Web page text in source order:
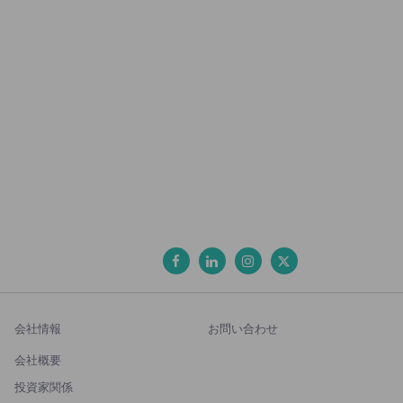
会社情報
会社概要
投資家関係
お問い合わせ